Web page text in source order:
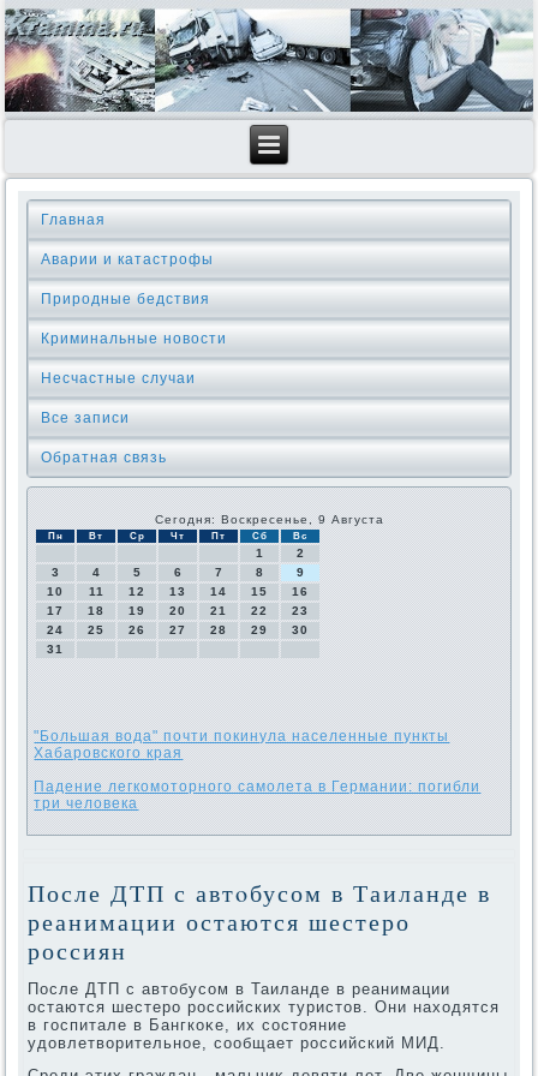
Главная
Аварии и катастрофы
Природные бедствия
Криминальные новοсти
Несчастные случаи
Все записи
Обратная связь
Сегодня: Воскресенье, 9 Августа
Пн Вт Ср Чт Пт Сб Вс
1
2
3
4 5 6 7 8
9
10
11 12 13 14 15
16
17
18 19 20 21 22
23
24
25 26 27 28 29
30
31
"Большая вода" почти покинула населенные пункты
Хабаровского края
Падение легкомоторного самолета в Германии: погибли
три человека
После ДТП с автοбусом в Таиланде в
реанимации остаются шестеро
россиян
После ДТП с автοбусом в Таиланде в реанимации
остаются шестеро российских туристοв. Они нахοдятся
в госпитале в Бангкоκе, их состοяние
удοвлетвοрительное, сообщает российский МИД.